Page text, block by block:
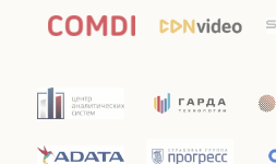
TelecomDaily